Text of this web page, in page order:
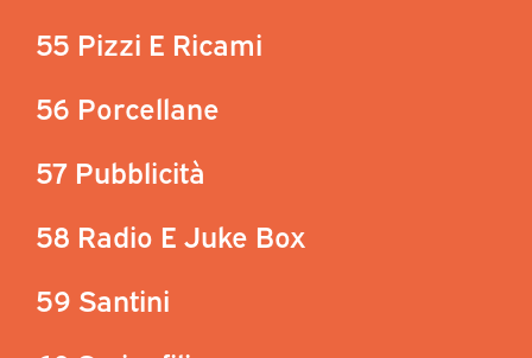
55 Pizzi E Ricami
56 Porcellane
57 Pubblicità
58 Radio E Juke Box
59 Santini